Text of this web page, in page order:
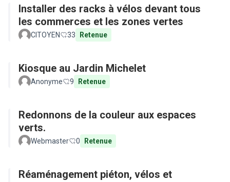
Installer des racks à vélos devant tous
les commerces et les zones vertes
CITOYEN 33 Retenue
Kiosque au Jardin Michelet
Anonyme 9 Retenue
Redonnons de la couleur aux espaces
verts.
Webmaster 0 Retenue
Réaménagement piéton, vélos et